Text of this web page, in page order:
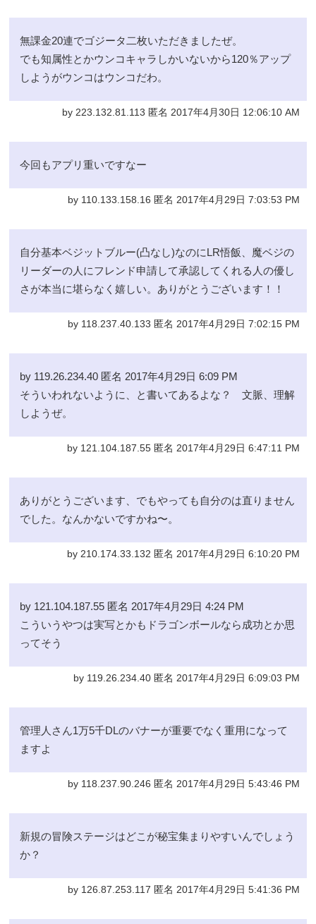
無課金20連でゴジータ二枚いただきましたぜ。
でも知属性とかウンコキャラしかいないから120％アップ
しようがウンコはウンコだわ。
by 223.132.81.113 匿名 2017年4月30日 12:06:10 AM
今回もアプリ重いですなー
by 110.133.158.16 匿名 2017年4月29日 7:03:53 PM
自分基本ベジットブルー(凸なし)なのにLR悟飯、魔ベジの
リーダーの人にフレンド申請して承認してくれる人の優し
さが本当に堪らなく嬉しい。ありがとうございます！！
by 118.237.40.133 匿名 2017年4月29日 7:02:15 PM
by 119.26.234.40 匿名 2017年4月29日 6:09 PM
そういわれないように、と書いてあるよな？ 文脈、理解
しようぜ。
by 121.104.187.55 匿名 2017年4月29日 6:47:11 PM
ありがとうございます、でもやっても自分のは直りません
でした。なんかないですかね〜。
by 210.174.33.132 匿名 2017年4月29日 6:10:20 PM
by 121.104.187.55 匿名 2017年4月29日 4:24 PM
こういうやつは実写とかもドラゴンボールなら成功とか思
ってそう
by 119.26.234.40 匿名 2017年4月29日 6:09:03 PM
管理人さん1万5千DLのバナーが重要でなく重用になって
ますよ
by 118.237.90.246 匿名 2017年4月29日 5:43:46 PM
新規の冒険ステージはどこが秘宝集まりやすいんでしょう
か？
by 126.87.253.117 匿名 2017年4月29日 5:41:36 PM